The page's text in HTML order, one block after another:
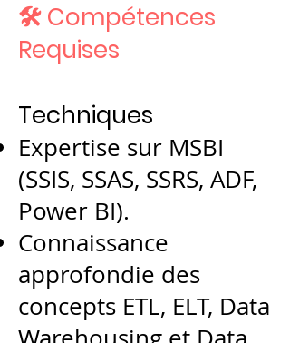
🛠️ Compétences
Requises
Techniques
Expertise sur MSBI
(SSIS, SSAS, SSRS, ADF,
Power BI).
Connaissance
approfondie des
concepts ETL, ELT, Data